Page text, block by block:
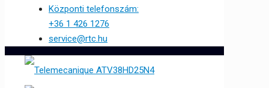
Központi telefonszám:
+36 1 426 1276
service@rtc.hu